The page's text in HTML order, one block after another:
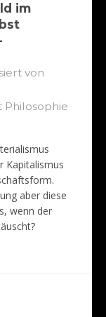
im
von
Kapitalismus
aber diese
wenn der